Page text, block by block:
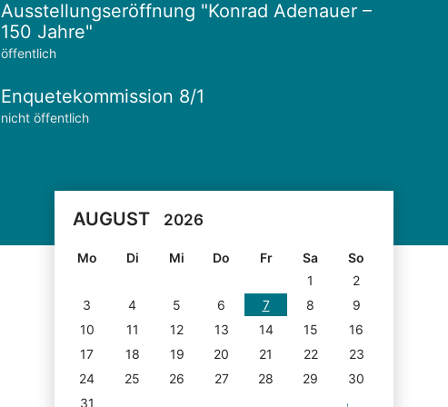
Ausstellungseröffnung "Konrad Adenauer –
150 Jahre"
öffentlich
Enquetekommission 8/1
nicht öffentlich
AUGUST 2026
Mo Di Mi Do Fr Sa
So
1
2
3
4 5 6 7 8
9
10
11 12 13 14 15
16
17
18 19 20 21 22
23
24
25 26 27 28 29
30
31